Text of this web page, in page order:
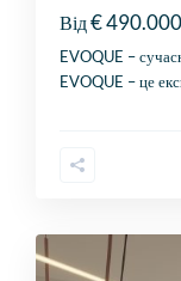
Від€ 490.000
EVOQUE –
EVOQUE – це